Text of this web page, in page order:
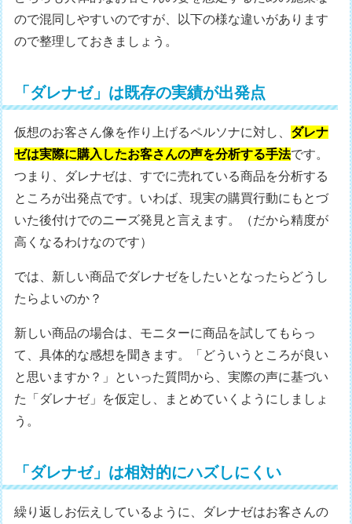
ので混同しやすいのですが、以下の様な違いがあります
ので整理しておきましょう。
「ダレナゼ」は既存の実績が出発点
仮想のお客さん像を作り上げるペルソナに対し、 ダレナ
ゼは実際に購入したお客さんの声を分析する手法です。
つまり、ダレナゼは、すでに売れている商品を分析する
ところが出発点です。いわば、現実の購買行動にもとづ
いた後付けでのニーズ発見と言えます。（だから精度が
高くなるわけなのです）
では、新しい商品でダレナゼをしたいとなったらどうし
たらよいのか？
新しい商品の場合は、モニターに商品を試してもらっ
て、具体的な感想を聞きます。「どういうところが良い
と思いますか？」といった質問から、実際の声に基づい
た「ダレナゼ」を仮定し、まとめていくようにしましょ
う。
「ダレナゼ」は相対的にハズしにくい
繰り返しお伝えしているように、ダレナゼはお客さんの